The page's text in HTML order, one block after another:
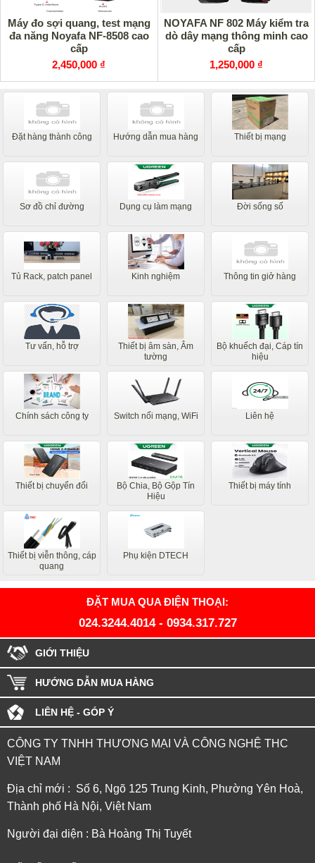
Máy đo sợi quang, test mạng
đa năng Noyafa NF-8508 cao
cấp
2,450,000 ₫
NOYAFA NF 802 Máy kiểm tra
dò dây mạng thông minh cao
cấp
1,250,000 ₫
Đặt hàng thành công Hướng dẫn mua hàng Thiết bị mạng
Sơ đồ chỉ đường Dụng cụ làm mạng Đời sống số
Tủ Rack, patch panel Kinh nghiệm Thông tin giở hàng
Tư vấn, hỗ trợ
Thiết bị âm sàn, Âm
tường
Bộ khuếch đại, Cáp tín
hiệu
Chính sách công ty Switch nối mạng, WiFi Liên hệ
Thiết bị chuyển đổi
Bộ Chia, Bộ Gộp Tín
Hiệu
Thiết bị máy tính
Thiết bị viễn thông, cáp
quang
Phụ kiện DTECH
ĐẶT MUA QUA ĐIỆN THOẠI:
024.3244.4014- 0934.317.727
GIỚI THIỆU
HƯỚNG DẪN MUA HÀNG
LIÊN HỆ - GÓP Ý
CÔNG TY TNHH THƯƠNG MẠI VÀ CÔNG NGHỆ THC
VIỆT NAM
Địa chỉ mới : Số 6, Ngõ 125 Trung Kinh, Phường Yên Hoà,
Thành phố Hà Nội, Việt Nam
Người đại diện : Bà Hoàng Thị Tuyết